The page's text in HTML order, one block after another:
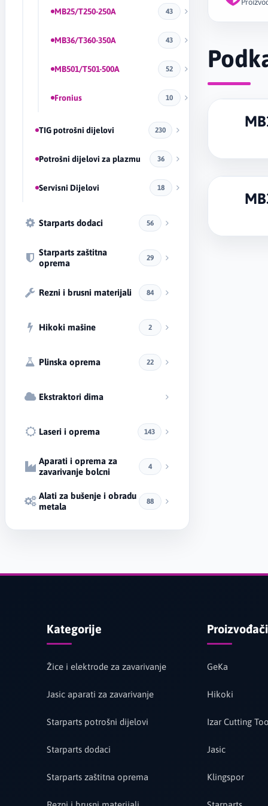
MB25/T250-250A 43
MB36/T360-350A 43
MB501/T501-500A 52
Fronius 10
TIG potrošni dijelovi 230
Potrošni dijelovi za plazmu 36
Servisni Dijelovi 18
Starparts dodaci 56
Starparts zaštitna
oprema
29
Rezni i brusni materijali 84
Hikoki mašine 2
Plinska oprema 22
Ekstraktori dima
Laseri i oprema 143
Aparati i oprema za
zavarivanje bolcni
4
Alati za bušenje i obradu
metala
88
Kategorije
Žice i elektrode za zavarivanje
Jasic aparati za zavarivanje
Starparts potrošni dijelovi
Starparts dodaci
Starparts zaštitna oprema
Proizvođači
GeKa
Hikoki
Izar Cutting
Jasic
Klingspor